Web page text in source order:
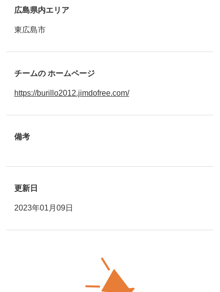
広島県内エリア
東広島市
チームの ホームページ
https://burillo2012.jimdofree.com/
備考
更新日
2023年01月09日